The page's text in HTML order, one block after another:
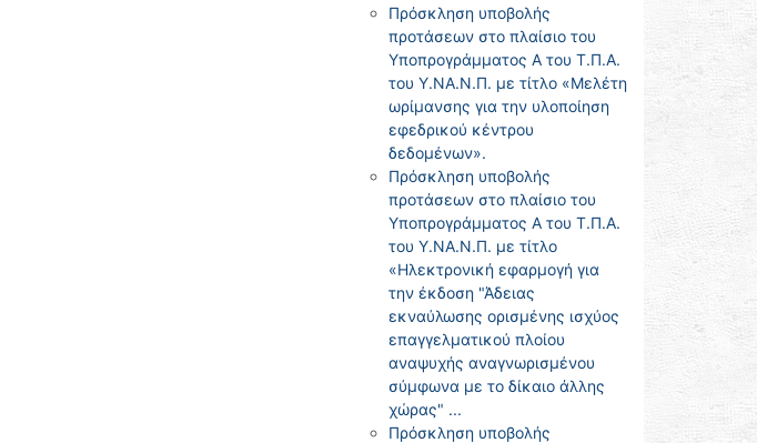
Πρόσκληση υποβολής
προτάσεων στο πλαίσιο του
Υποπρογράμματος Α του Τ.Π.Α.
του Υ.ΝΑ.Ν.Π. με τίτλο «Μελέτη
ωρίμανσης για την υλοποίηση
εφεδρικού κέντρου
δεδομένων».
Πρόσκληση υποβολής
προτάσεων στο πλαίσιο του
Υποπρογράμματος Α του Τ.Π.Α.
του Υ.ΝΑ.Ν.Π. με τίτλο
«Ηλεκτρονική εφαρμογή για
την έκδοση "Άδειας
εκναύλωσης ορισμένης ισχύος
επαγγελματικού πλοίου
αναψυχής αναγνωρισμένου
σύμφωνα με το δίκαιο άλλης
χώρας" ...
Πρόσκληση υποβολής